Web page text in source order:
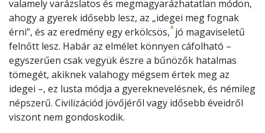
valamely varázslatos és megmagyarázhatatlan módon,
ahogy a gyerek idősebb lesz, az „idegei meg fognak
érni”, és az eredmény egy erkölcsös,4jó magaviseletű
felnőtt lesz. Habár az elmélet könnyen cáfolható –
egyszerűen csak vegyük észre a bűnözők hatalmas
tömegét, akiknek valahogy mégsem értek meg az
idegei –, ez lusta módja a gyereknevelésnek, és némileg
népszerű. Civilizációd jövőjéről vagy idősebb éveidről
viszont nem gondoskodik.